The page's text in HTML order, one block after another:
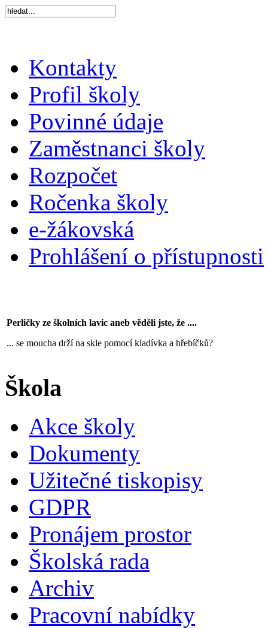
Kontakty
Profil školy
Povinné údaje
Zaměstnanci školy
Rozpočet
Ročenka školy
e-žákovská
Prohlášení o přístupnosti
Perličky ze školních lavic aneb věděli jste, že ....
... se moucha drží na skle pomocí kladívka a hřebíčků?
Škola
Akce školy
Dokumenty
Užitečné tiskopisy
GDPR
Pronájem prostor
Školská rada
Archiv
Pracovní nabídky